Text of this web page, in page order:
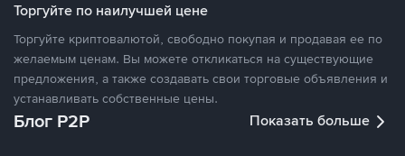
Торгуйте по наилучшей цене
Торгуйте криптовалютой, свободно покупая и продавая ее по
желаемым ценам. Вы можете откликаться на существующие
предложения, а также создавать свои торговые объявления и
устанавливать собственные цены.
Блог P2P Показать больше